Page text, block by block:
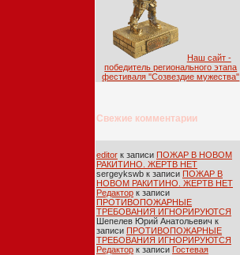
Наш сайт -
победитель регионального этапа
фестиваля ''Созвездие мужества''
Свежие комментарии
editor к записи ПОЖАР В НОВОМ
РАКИТИНО. ЖЕРТВ НЕТ
sergeykswb к записи ПОЖАР В
НОВОМ РАКИТИНО. ЖЕРТВ НЕТ
Редактор к записи
ПРОТИВОПОЖАРНЫЕ
ТРЕБОВАНИЯ ИГНОРИРУЮТСЯ
Шепелев Юрий Анатольевич к
записи ПРОТИВОПОЖАРНЫЕ
ТРЕБОВАНИЯ ИГНОРИРУЮТСЯ
Редактор к записи Гостевая